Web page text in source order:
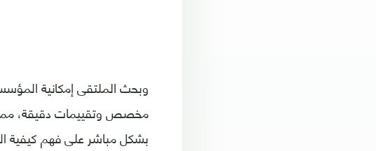
وبحث الملتقى إمكانية
مخصص وتقييمات دقيقة،
بشكل مباشر على فهم كيفية